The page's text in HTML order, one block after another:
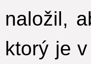
naložil,
ktorý je